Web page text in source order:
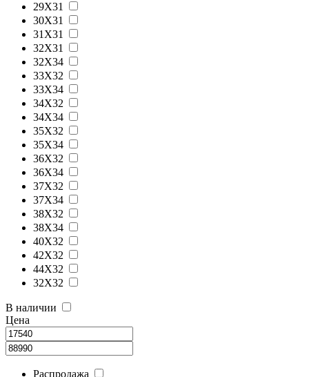
29X31
30X31
31X31
32X31
32X34
33X32
33X34
34X32
34X34
35X32
35X34
36X32
36X34
37X32
37X34
38X32
38X34
40X32
42X32
44X32
32X32
В наличии
Цена
Распродажа